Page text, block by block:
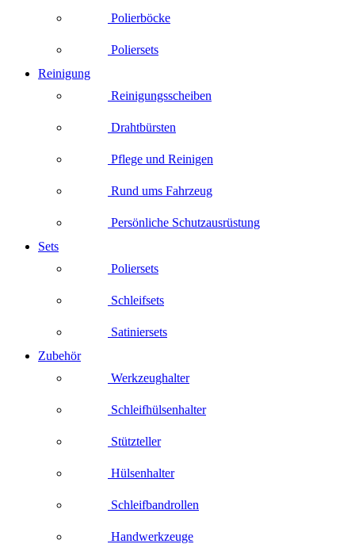
Polierböcke
Poliersets
Reinigung
Reinigungsscheiben
Drahtbürsten
Pflege und Reinigen
Rund ums Fahrzeug
Persönliche Schutzausrüstung
Sets
Poliersets
Schleifsets
Satiniersets
Zubehör
Werkzeughalter
Schleifhülsenhalter
Stützteller
Hülsenhalter
Schleifbandrollen
Handwerkzeuge